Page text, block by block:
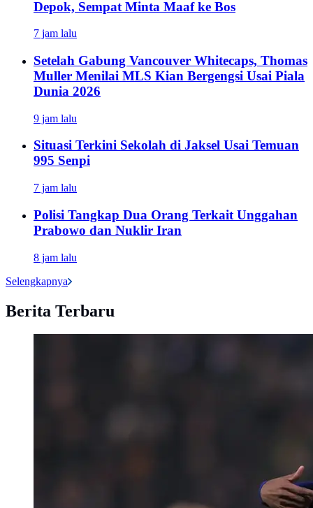
Depok, Sempat Minta Maaf ke Bos
7 jam lalu
Setelah Gabung Vancouver Whitecaps, Thomas
Muller Menilai MLS Kian Bergengsi Usai Piala
Dunia 2026
9 jam lalu
Situasi Terkini Sekolah di Jaksel Usai Temuan
995 Senpi
7 jam lalu
Polisi Tangkap Dua Orang Terkait Unggahan
Prabowo dan Nuklir Iran
8 jam lalu
Selengkapnya
Berita Terbaru